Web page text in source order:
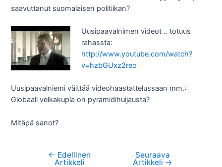
saavuttanut suomalaisen politiikan?
Uusipaavalnimen videot .. totuus
rahassta:
http://www.youtube.com/watch?
v=hzbGUxz2reo
Uusipaavalniemi väittää videohaastattelussaan mm.:
Globaali velkakupla on pyramidihuijausta?
Mitäpä sanot?
Artikkelien
← Edellinen
Artikkeli
Seuraava
Artikkeli →